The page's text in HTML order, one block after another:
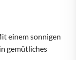
einem sonnigen
gemütliches